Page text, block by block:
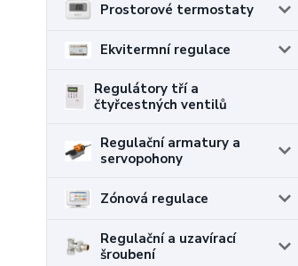
Prostorové termostaty
Ekvitermní regulace
Regulátory tří a
čtyřcestných ventilů
Regulační armatury a
servopohony
Zónová regulace
Regulační a uzavírací
šroubení